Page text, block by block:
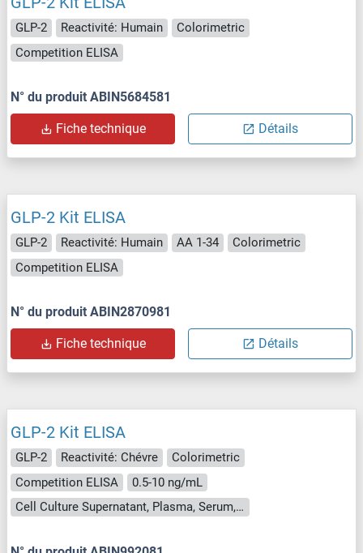
GLP-2 Reactivité: Humain
Colorimetric
Competition ELISA
N° du produit ABIN5684581
Fiche technique Détails
GLP-2 Kit ELISA
GLP-2 Reactivité: Humain AA 1-34
Colorimetric
Competition ELISA
N° du produit ABIN2870981
Fiche technique Détails
GLP-2 Kit ELISA
GLP-2 Reactivité: Chévre
Colorimetric
Competition ELISA
0.5-10 ng/mL
Cell Culture Supernatant, Plasma, Serum, Tissue Homogenate